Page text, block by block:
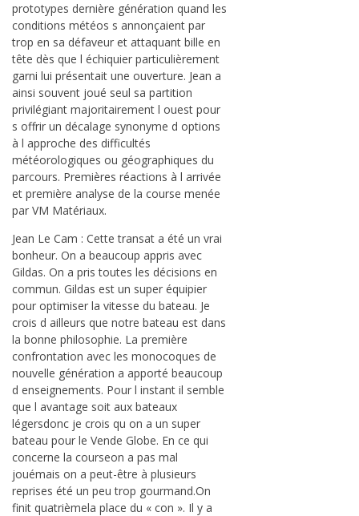
prototypes dernière génération quand les
conditions météos s annonçaient par
trop en sa défaveur et attaquant bille en
tête dès que l échiquier particulièrement
garni lui présentait une ouverture. Jean a
ainsi souvent joué seul sa partition
privilégiant majoritairement l ouest pour
s offrir un décalage synonyme d options
à l approche des difficultés
météorologiques ou géographiques du
parcours. Premières réactions à l arrivée
et première analyse de la course menée
par VM Matériaux.
Jean Le Cam : Cette transat a été un vrai
bonheur. On a beaucoup appris avec
Gildas. On a pris toutes les décisions en
commun. Gildas est un super équipier
pour optimiser la vitesse du bateau. Je
crois d ailleurs que notre bateau est dans
la bonne philosophie. La première
confrontation avec les monocoques de
nouvelle génération a apporté beaucoup
d enseignements. Pour l instant il semble
que l avantage soit aux bateaux
légersdonc je crois qu on a un super
bateau pour le Vende Globe. En ce qui
concerne la courseon a pas mal
jouémais on a peut-être à plusieurs
reprises été un peu trop gourmand.On
finit quatrièmela place du « con ». Il y a